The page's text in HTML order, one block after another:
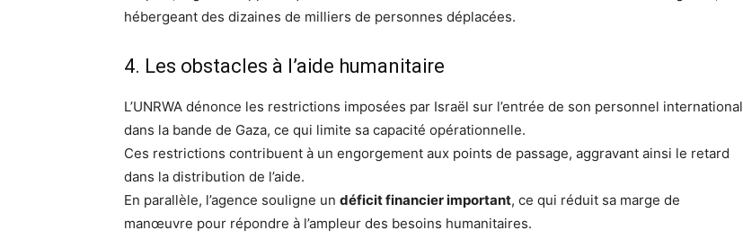
hébergeant des dizaines de milliers de personnes déplacées.
4. Les obstacles à l’aide humanitaire
L’UNRWA dénonce les restrictions imposées par Israël sur l’entrée de son personnel international
dans la bande de Gaza, ce qui limite sa capacité opérationnelle.
Ces restrictions contribuent à un engorgement aux points de passage, aggravant ainsi le retard
dans la distribution de l’aide.
En parallèle, l’agence souligne un déficit financier important, ce qui réduit sa marge de
manœuvre pour répondre à l’ampleur des besoins humanitaires.